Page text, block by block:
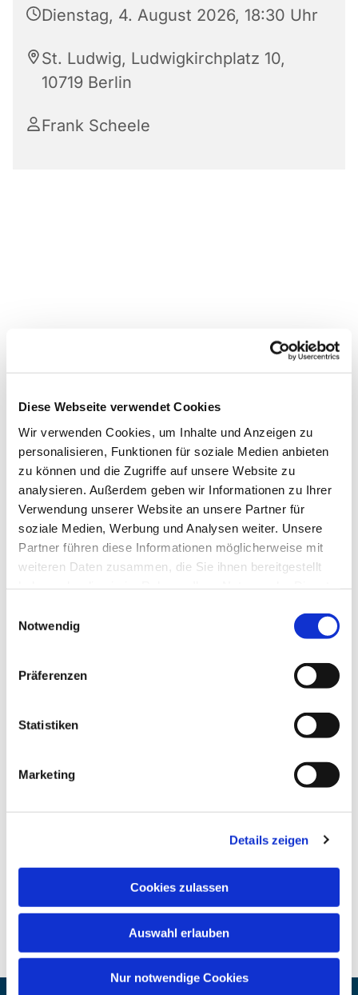
Diese Webseite verwendet Cookies
Wir verwenden Cookies, um Inhalte und Anzeigen zu
personalisieren, Funktionen für soziale Medien anbieten
zu können und die Zugriffe auf unsere Website zu
analysieren. Außerdem geben wir Informationen zu Ihrer
Verwendung unserer Website an unsere Partner für
soziale Medien, Werbung und Analysen weiter. Unsere
Partner führen diese Informationen möglicherweise mit
weiteren Daten zusammen, die Sie ihnen bereitgestellt
Notwendig
Präferenzen
Statistiken
Marketing
Details zeigen
Cookies zulassen
Auswahl erlauben
Nur notwendige Cookies
Dienstag, 4. August 2026, 18:30 Uhr
St. Ludwig, Ludwigkirchplatz 10,
10719 Berlin
Frank Scheele
Dies könnte Sie auch
interessieren